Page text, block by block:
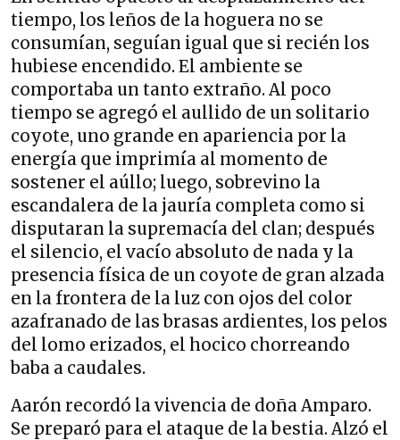
tiempo, los leños de la hoguera no se
consumían, seguían igual que si recién los
hubiese encendido. El ambiente se
comportaba un tanto extraño. Al poco
tiempo se agregó el aullido de un solitario
coyote, uno grande en apariencia por la
energía que imprimía al momento de
sostener el aúllo; luego, sobrevino la
escandalera de la jauría completa como si
disputaran la supremacía del clan; después
el silencio, el vacío absoluto de nada y la
presencia física de un coyote de gran alzada
en la frontera de la luz con ojos del color
azafranado de las brasas ardientes, los pelos
del lomo erizados, el hocico chorreando
baba a caudales.
Aarón recordó la vivencia de doña Amparo.
Se preparó para el ataque de la bestia. Alzó el